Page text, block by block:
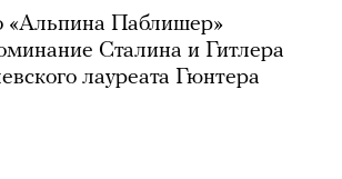
«Альпина Паблишер»
Сталина и Гитлера
лауреата Гюнтера